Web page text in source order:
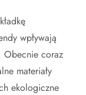
wpływają
Obecnie coraz
materiały
ekologiczne